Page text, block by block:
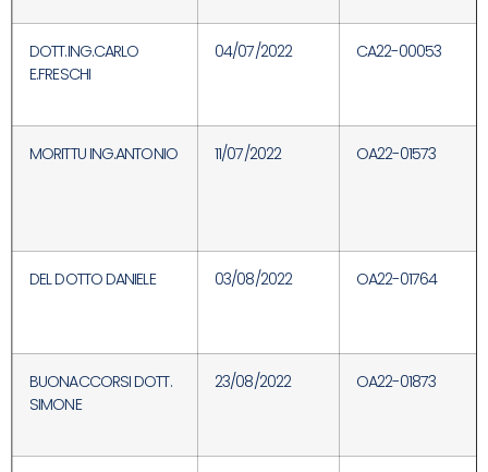
DOTT.ING.CARLO
E.FRESCHI
04/07/2022 CA22-00053
MORITTU ING.ANTONIO 11/07/2022 OA22-01573
DEL DOTTO DANIELE 03/08/2022 OA22-01764
BUONACCORSI DOTT.
SIMONE
23/08/2022 OA22-01873